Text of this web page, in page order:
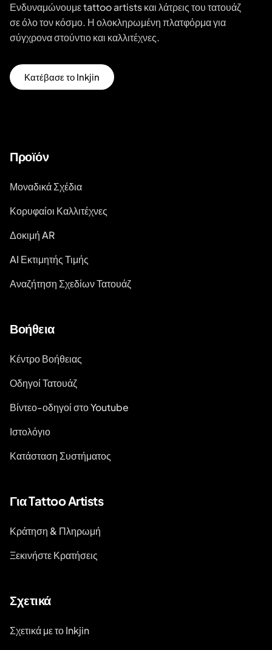
Ενδυναμώνουμε tattoo artists και λάτρεις του τατουάζ
σε όλο τον κόσμο. Η ολοκληρωμένη πλατφόρμα για
σύγχρονα στούντιο και καλλιτέχνες.
Κατέβασε το Inkjin
Προϊόν
Μοναδικά Σχέδια
Κορυφαίοι Καλλιτέχνες
Δοκιμή AR
AI Εκτιμητής Τιμής
Αναζήτηση Σχεδίων Τατουάζ
Βοήθεια
Κέντρο Βοήθειας
Οδηγοί Τατουάζ
Βίντεο-οδηγοί στο Youtube
Ιστολόγιο
Κατάσταση Συστήματος
Για Tattoo Artists
Κράτηση & Πληρωμή
Ξεκινήστε Κρατήσεις
Σχετικά
Σχετικά με το Inkjin